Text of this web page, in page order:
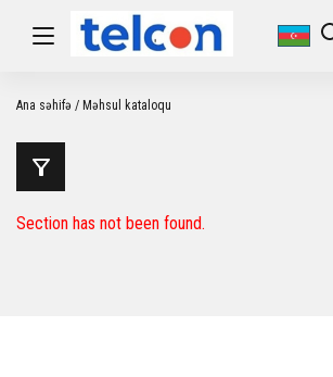
Ana səhifə Məhsul kataloqu
Section has not been found.